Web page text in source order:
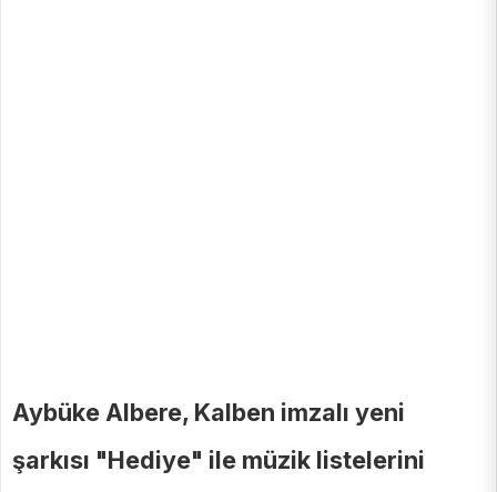
Aybüke Albere, Kalben imzalı yeni
şarkısı "Hediye" ile müzik listelerini